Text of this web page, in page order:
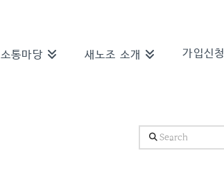
소통마당 새노조 소개 가입신청
Search